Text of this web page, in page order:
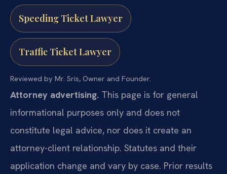
Speeding Ticket Lawyer
Traffic Ticket Lawyer
Reviewed by Mr. Sris, Owner and Founder.
Attorney advertising. This page is for general
informational purposes only and does not
constitute legal advice, nor does it create an
attorney-client relationship. Statutes and their
application change and vary by case. Prior results